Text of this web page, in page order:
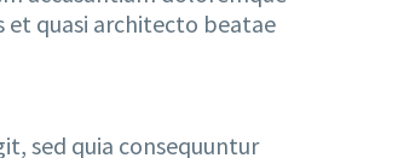
quasi architecto beatae
sed quia consequuntur